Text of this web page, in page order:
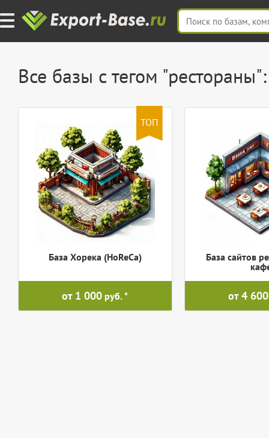
Все базы с тегом "рестораны":
ТОП
База Хорека (HoReCa)
от 1 000 руб.
База сайтов
от 4 600